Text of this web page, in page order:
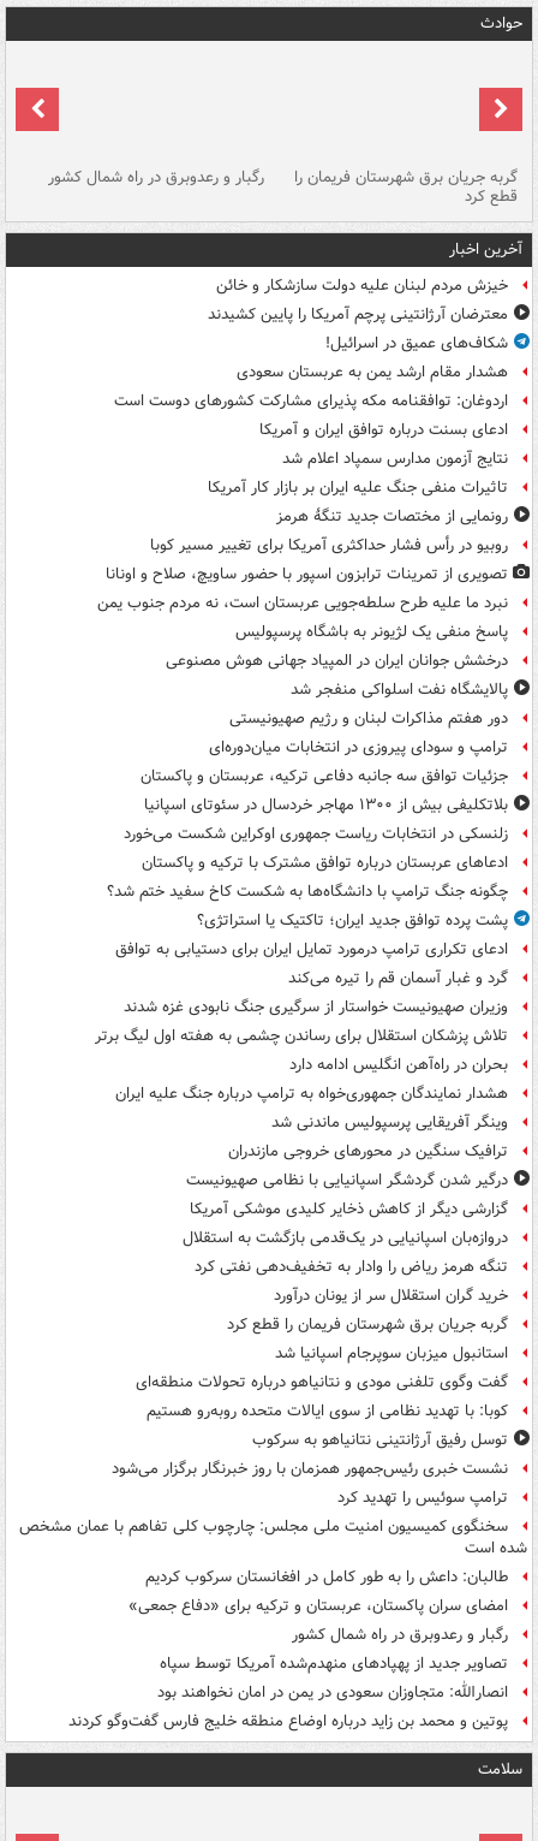
حوادث
گربه جریان برق شهرستان فریمان را
قطع کرد
رگبار و رعدوبرق در راه شمال کشور
آخرین اخبار
خیزش مردم لبنان علیه دولت سازشکار و خائن
معترضان آرژانتینی پرچم آمریکا را پایین کشیدند
شکاف‌های عمیق در اسرائیل!
هشدار مقام ارشد یمن به عربستان سعودی
اردوغان: توافقنامه مکه پذیرای مشارکت کشورهای دوست است
ادعای بسنت درباره توافق ایران و آمریکا
نتایج آزمون مدارس سمپاد اعلام شد
تاثیرات منفی جنگ علیه ایران بر بازار کار آمریکا
رونمایی از مختصات جدید تنگۀ هرمز
روبیو در رأس فشار حداکثری آمریکا برای تغییر مسیر کوبا
تصویری از تمرینات ترابزون اسپور با حضور ساویچ، صلاح و اونانا
نبرد ما علیه طرح سلطه‌جویی عربستان است، نه مردم جنوب یمن
پاسخ منفی یک لژیونر به باشگاه پرسپولیس
درخشش جوانان ایران در المپیاد جهانی هوش مصنوعی
پالایشگاه نفت اسلواکی منفجر شد
دور هفتم مذاکرات لبنان و رژیم صهیونیستی
ترامپ و سودای پیروزی در انتخابات میان‌دوره‌ای
جزئیات توافق سه جانبه دفاعی ترکیه، عربستان و پاکستان
بلاتکلیفی بیش از ۱۳۰۰ مهاجر خردسال در سئوتای اسپانیا
زلنسکی در انتخابات ریاست جمهوری اوکراین شکست می‌خورد
ادعاهای عربستان درباره توافق مشترک با ترکیه و پاکستان
چگونه جنگ ترامپ با دانشگاه‌ها به شکست کاخ سفید ختم شد؟
پشت پرده توافق جدید ایران؛ تاکتیک یا استراتژی؟
ادعای تکراری ترامپ درمورد تمایل ایران برای دستیابی به توافق
گرد و غبار آسمان قم را تیره می‌کند
وزیران صهیونیست خواستار از سرگیری جنگ نابودی غزه شدند
تلاش پزشکان استقلال برای رساندن چشمی به هفته اول لیگ برتر
بحران در راه‌آهن انگلیس ادامه دارد
هشدار نمایندگان جمهوری‌خواه به ترامپ درباره جنگ علیه ایران
وینگر آفریقایی پرسپولیس ماندنی شد
ترافیک سنگین در محورهای خروجی مازندران
درگیر شدن گردشگر اسپانیایی با نظامی صهیونیست
گزارشی دیگر از کاهش ذخایر کلیدی موشکی آمریکا
دروازه‌بان اسپانیایی در یک‌قدمی بازگشت به استقلال
تنگه هرمز ریاض را وادار به تخفیف‌دهی نفتی کرد
خرید گران استقلال سر از یونان درآورد
گربه جریان برق شهرستان فریمان را قطع کرد
استانبول میزبان سوپرجام اسپانیا شد
گفت وگوی تلفنی مودی و نتانیاهو درباره تحولات منطقه‌ای
کوبا: با تهدید نظامی از سوی ایالات متحده روبه‌رو هستیم
توسل رفیق آرژانتینی نتانیاهو به سرکوب
نشست خبری رئیس‌جمهور همزمان با روز خبرنگار برگزار می‌شود
ترامپ سوئیس را تهدید کرد
سخنگوی کمیسیون امنیت ملی مجلس: چارچوب کلی تفاهم با عمان مشخص
شده است
طالبان: داعش را به طور کامل در افغانستان سرکوب کردیم
امضای سران پاکستان، عربستان و ترکیه برای «دفاع جمعی»
رگبار و رعدوبرق در راه شمال کشور
تصاویر جدید از پهپادهای منهدم‌شده آمریکا توسط سپاه
انصارالله: متجاوزان سعودی در یمن در امان نخواهند بود
پوتین و محمد بن زاید درباره اوضاع منطقه خلیج فارس گفت‌وگو کردند
سلامت